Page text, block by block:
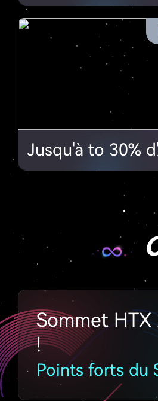
Sommet
!
Points forts du